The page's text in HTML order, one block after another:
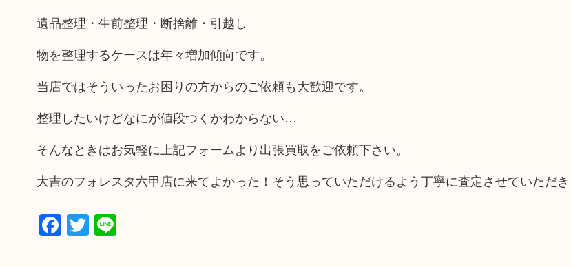
遺品整理・生前整理・断捨離・引越し
物を整理するケースは年々増加傾向です。
当店ではそういったお困りの方からのご依頼も大歓迎です。
整理したいけどなにが値段つくかわからない…
そんなときはお気軽に上記フォームより出張買取をご依頼下さい。
大吉のフォレスタ六甲店に来てよかった！そう思っていただけるよう丁寧に査定させていただき
Facebook
Twitter
Line